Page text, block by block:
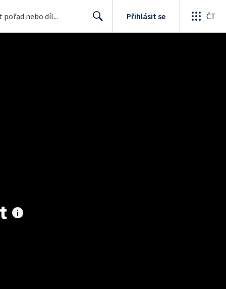
Přihlásit se ČT